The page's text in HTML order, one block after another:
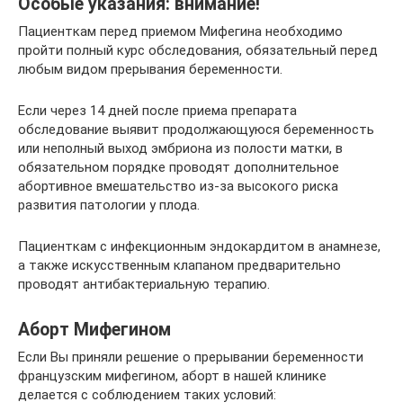
Пациенткам перед приемом Мифегина необходимо
пройти полный курс обследования, обязательный перед
любым видом прерывания беременности.
Если через 14 дней после приема препарата
обследование выявит продолжающуюся беременность
или неполный выход эмбриона из полости матки, в
обязательном порядке проводят дополнительное
абортивное вмешательство из-за высокого риска
развития патологии у плода.
Пациенткам с инфекционным эндокардитом в анамнезе,
а также искусственным клапаном предварительно
проводят антибактериальную терапию.
Аборт Мифегином
Если Вы приняли решение о прерывании беременности
французским мифегином, аборт в нашей клинике
делается с соблюдением таких условий: